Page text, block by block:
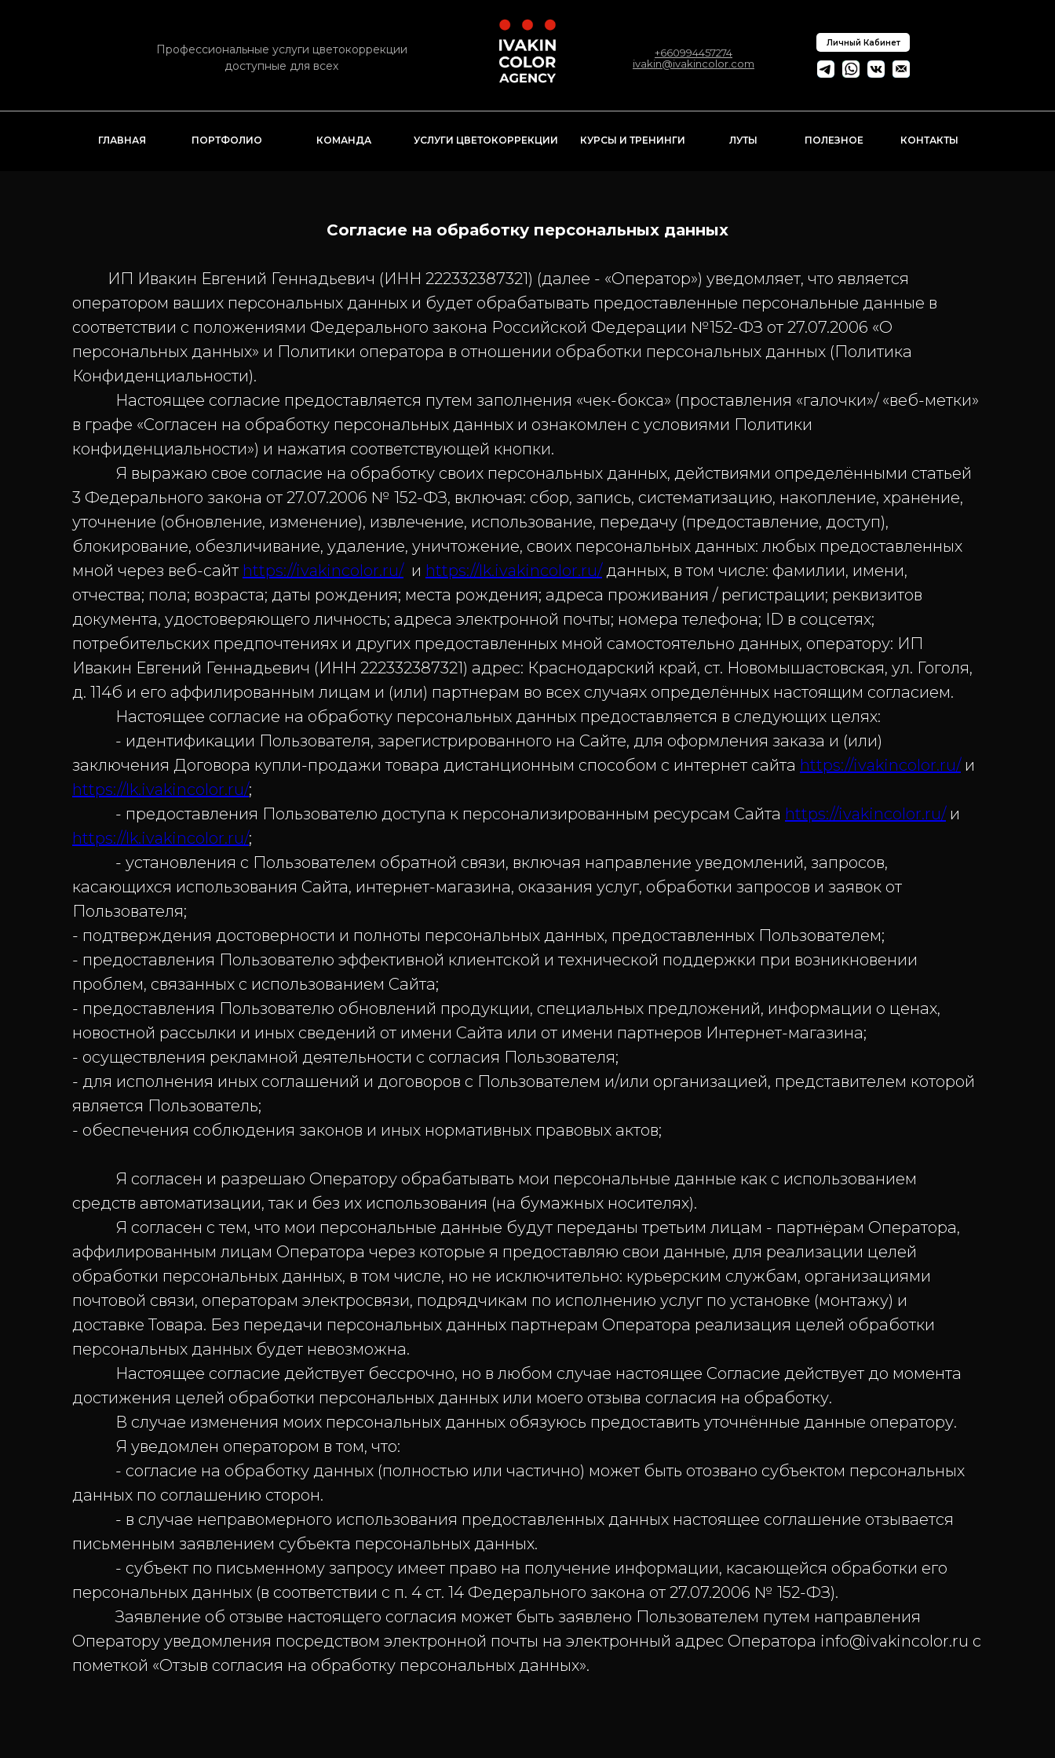
ПОРТФОЛИО УСЛУГИ ЦВЕТОКОРРЕКЦИИ КУРСЫ И ТРЕНИНГИ
ГЛАВНАЯ ЛУТЫ ПОЛЕЗНОЕ КОНТАКТЫ
Профессиональные услуги цветокоррекции
доступные для всех
+660994457274
ivakin@ivakincolor.com
КОМАНДА
Личный Кабинет
Согласие на обработку персональных данных
ИП Ивакин Евгений Геннадьевич (ИНН 222332387321) (далее - «Оператор») уведомляет, что является
оператором ваших персональных данных и будет обрабатывать предоставленные персональные данные в
соответствии с положениями Федерального закона Российской Федерации №152-ФЗ от 27.07.2006 «О
персональных данных» и Политики оператора в отношении обработки персональных данных (Политика
Конфиденциальности).
Настоящее согласие предоставляется путем заполнения «чек-бокса» (проставления «галочки»/ «веб-метки»
в графе «Согласен на обработку персональных данных и ознакомлен с условиями Политики
конфиденциальности») и нажатия соответствующей кнопки.
Я выражаю свое согласие на обработку своих персональных данных, действиями определёнными статьей
3 Федерального закона от 27.07.2006 № 152-ФЗ, включая: сбор, запись, систематизацию, накопление, хранение,
уточнение (обновление, изменение), извлечение, использование, передачу (предоставление, доступ),
блокирование, обезличивание, удаление, уничтожение, своих персональных данных: любых предоставленных
мной через веб-сайт https://ivakincolor.ru/и https://lk.ivakincolor.ru/данных, в том числе: фамилии, имени,
отчества; пола; возраста; даты рождения; места рождения; адреса проживания / регистрации; реквизитов
документа, удостоверяющего личность; адреса электронной почты; номера телефона; ID в соцсетях;
потребительских предпочтениях и других предоставленных мной самостоятельно данных, оператору: ИП
Ивакин Евгений Геннадьевич (ИНН 222332387321) адрес: Краснодарский край, ст. Новомышастовская, ул. Гоголя,
д. 114б и его аффилированным лицам и (или) партнерам во всех случаях определённых настоящим согласием.
Настоящее согласие на обработку персональных данных предоставляется в следующих целях:
- идентификации Пользователя, зарегистрированного на Сайте, для оформления заказа и (или)
заключения Договора купли-продажи товара дистанционным способом с интернет сайта https://ivakincolor.ru/и
https://lk.ivakincolor.ru/;
- предоставления Пользователю доступа к персонализированным ресурсам Сайта https://ivakincolor.ru/и
https://lk.ivakincolor.ru/;
- установления с Пользователем обратной связи, включая направление уведомлений, запросов,
касающихся использования Сайта, интернет-магазина, оказания услуг, обработки запросов и заявок от
Пользователя;
- подтверждения достоверности и полноты персональных данных, предоставленных Пользователем;
- предоставления Пользователю эффективной клиентской и технической поддержки при возникновении
проблем, связанных с использованием Сайта;
- предоставления Пользователю обновлений продукции, специальных предложений, информации о ценах,
новостной рассылки и иных сведений от имени Сайта или от имени партнеров Интернет-магазина;
- осуществления рекламной деятельности с согласия Пользователя;
- для исполнения иных соглашений и договоров с Пользователем и/или организацией, представителем которой
является Пользователь;
- обеспечения соблюдения законов и иных нормативных правовых актов;
Я согласен и разрешаю Оператору обрабатывать мои персональные данные как с использованием
средств автоматизации, так и без их использования (на бумажных носителях).
Я согласен с тем, что мои персональные данные будут переданы третьим лицам - партнёрам Оператора,
аффилированным лицам Оператора через которые я предоставляю свои данные, для реализации целей
обработки персональных данных, в том числе, но не исключительно: курьерским службам, организациями
почтовой связи, операторам электросвязи, подрядчикам по исполнению услуг по установке (монтажу) и
доставке Товара. Без передачи персональных данных партнерам Оператора реализация целей обработки
персональных данных будет невозможна.
Настоящее согласие действует бессрочно, но в любом случае настоящее Согласие действует до момента
достижения целей обработки персональных данных или моего отзыва согласия на обработку.
В случае изменения моих персональных данных обязуюсь предоставить уточнённые данные оператору.
Я уведомлен оператором в том, что:
- согласие на обработку данных (полностью или частично) может быть отозвано субъектом персональных
данных по соглашению сторон.
- в случае неправомерного использования предоставленных данных настоящее соглашение отзывается
письменным заявлением субъекта персональных данных.
- субъект по письменному запросу имеет право на получение информации, касающейся обработки его
персональных данных (в соответствии с п. 4 ст. 14 Федерального закона от 27.07.2006 № 152-ФЗ).
Заявление об отзыве настоящего согласия может быть заявлено Пользователем путем направления
Оператору уведомления посредством электронной почты на электронный адрес Оператора info@ivakincolor.ru с
пометкой «Отзыв согласия на обработку персональных данных».